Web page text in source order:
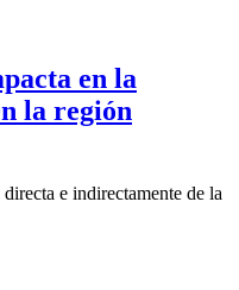
en la
la región
e indirectamente de la